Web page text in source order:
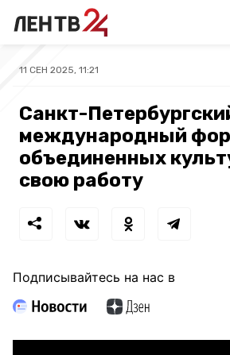
11 СЕН 2025, 11:21
Санкт-
международный
объединенных
свою работу
Подписывайтесь на нас в